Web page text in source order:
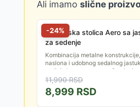
Ali imamo slične
-24%
Baštenska stolica Aero sa
za sedenje
Kombinacija metalne
naslona i udobnog sedalnog
stolici elegantan, prozračan i
izgled koji se lako uklapa...
11,990RSD
8,999 RSD